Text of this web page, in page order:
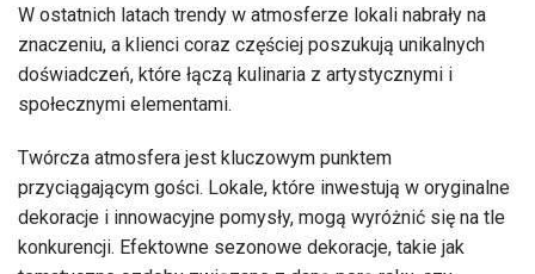
W ostatnich latach trendy w atmosferze lokali nabrały na
znaczeniu, a klienci coraz częściej poszukują unikalnych
doświadczeń, które łączą kulinaria z artystycznymi i
społecznymi elementami.
Twórcza atmosfera jest kluczowym punktem
przyciągającym gości. Lokale, które inwestują w oryginalne
dekoracje i innowacyjne pomysły, mogą wyróżnić się na tle
konkurencji. Efektowne sezonowe dekoracje, takie jak